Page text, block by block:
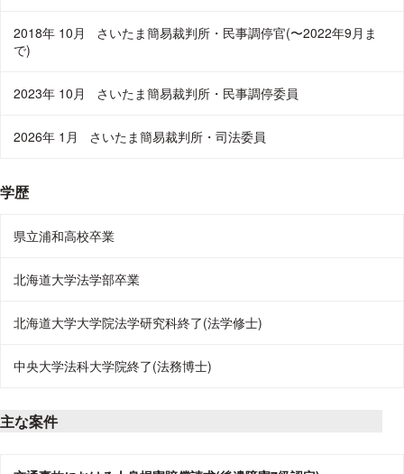
2018年 10月
さいたま簡易裁判所・民事調停官(〜2022年9月ま
で)
2023年 10月 さいたま簡易裁判所・民事調停委員
2026年 1月 さいたま簡易裁判所・司法委員
学歴
県立浦和高校卒業
北海道大学法学部卒業
北海道大学大学院法学研究科終了(法学修士)
中央大学法科大学院終了(法務博士)
主な案件